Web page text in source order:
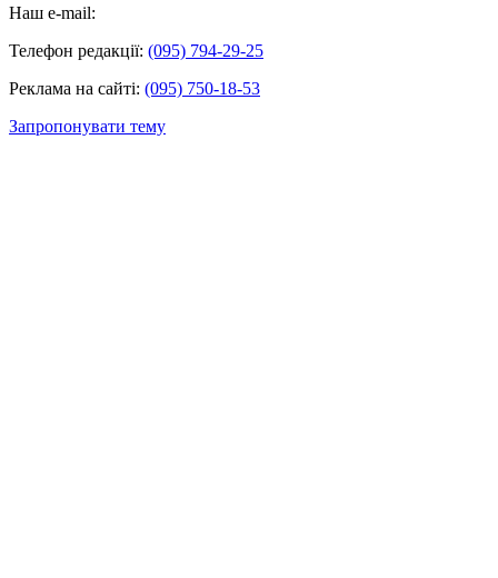
Наш e-mail:
Телефон редакції: (095) 794-29-25
Реклама на сайті: (095) 750-18-53
Запропонувати тему